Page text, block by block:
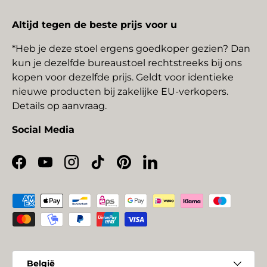
Altijd tegen de beste prijs voor u
*Heb je deze stoel ergens goedkoper gezien? Dan
kun je dezelfde bureaustoel rechtstreeks bij ons
kopen voor dezelfde prijs. Geldt voor identieke
nieuwe producten bij zakelijke EU-verkopers.
Details op aanvraag.
Social Media
Facebook
YouTubeInstagram
TikTokPinterestLinkedIn
Geaccepteerde betaalmethoden
België